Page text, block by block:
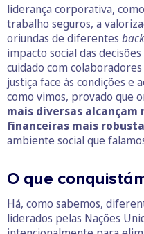
liderança corporativa,
trabalho seguros, a
oriundas de diferentes
impacto social das
cuidado com
justiça face às condições e
como vimos, provado que
mais diversas
financeiras mais
ambiente social que
O que
Há, como sabemos,
liderados pelas Nações